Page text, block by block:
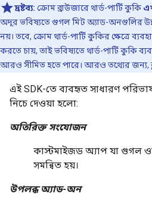
দ্রষ্টব্য: ক্রোম ব্রাউজারে থার্ড-পার্টি কুকি
অদূর ভবিষ্যতে গুগল মিট অ্যাড-অনগুলির
নয়। তবে, ক্রোম থার্ড-পার্টি কুকির ক্ষেত্রে
করতে চায়, তাই ভবিষ্যতে থার্ড-পার্টি কুকি
আরও সীমিত হতে পারে। আরও তথ্যের জন্য,
এই SDK-তে ব্যবহৃত সাধারণ
নিচে দেওয়া হলো:
অতিরিক্ত সংযোজন
কাস্টমাইজড অ্যাপ যা গুগল
সমন্বিত হয়।
উপলব্ধ অ্যাড-অন